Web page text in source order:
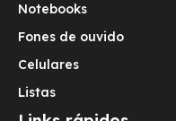
Notebooks
Fones de ouvido
Celulares
Listas